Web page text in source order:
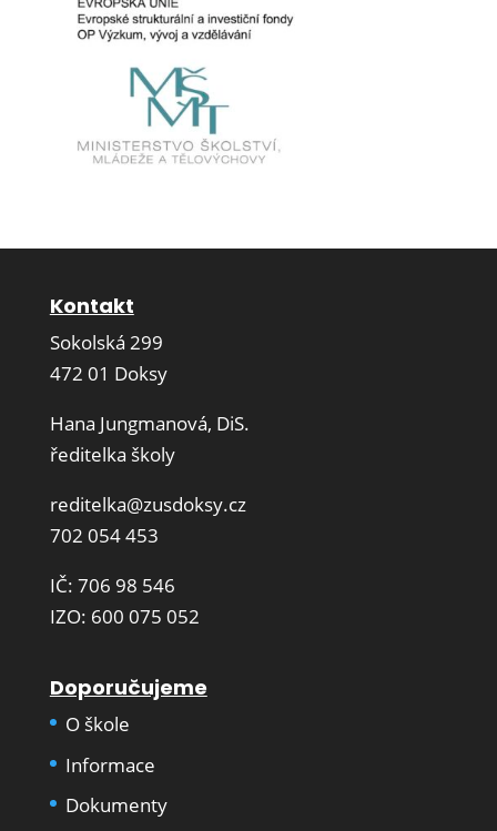
Kontakt
Sokolská 299
472 01 Doksy
Hana Jungmanová, DiS.
ředitelka školy
reditelka@zusdoksy.cz
702 054 453
IČ: 706 98 546
IZO: 600 075 052
Doporučujeme
O škole
Informace
Dokumenty